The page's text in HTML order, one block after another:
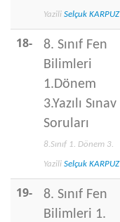
Yazili Selçuk KARPUZ
18-
8. Sınıf Fen
Bilimleri
1.Dönem
3.Yazılı Sınav
Soruları
8.Sınıf 1. Dönem 3.
Yazili Selçuk KARPUZ
19-
8. Sınıf Fen
Bilimleri 1.